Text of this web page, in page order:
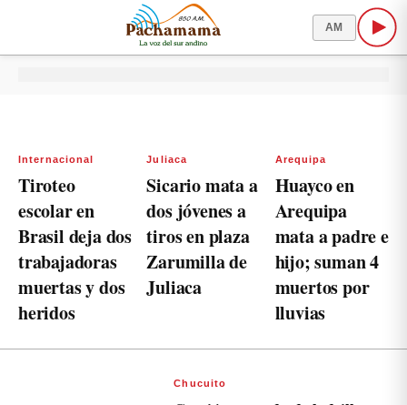
AM
Internacional
Tiroteo
escolar en
Brasil deja dos
trabajadoras
muertas y dos
heridos
Juliaca
Sicario mata a
dos jóvenes a
tiros en plaza
Zarumilla de
Juliaca
Arequipa
Huayco en
Arequipa
mata a padre e
hijo; suman 4
muertos por
lluvias
Chucuito